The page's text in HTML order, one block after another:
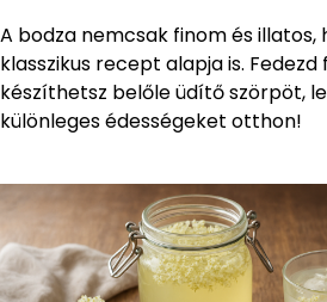
A bodza nemcsak finom és
klasszikus recept alapja is. Fedezd
készíthetsz belőle üdítő szörpöt,
különleges édességeket otthon!